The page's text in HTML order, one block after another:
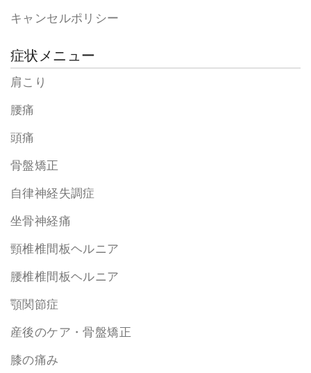
キャンセルポリシー
症状メニュー
肩こり
腰痛
頭痛
骨盤矯正
自律神経失調症
坐骨神経痛
頸椎椎間板ヘルニア
腰椎椎間板ヘルニア
顎関節症
産後のケア・骨盤矯正
膝の痛み